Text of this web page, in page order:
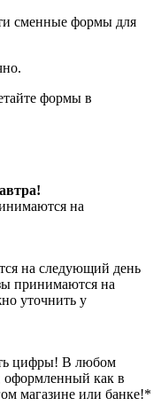
сменные формы для
формы в
на
на следующий день
принимаются на
уточнить у
цифры! В любом
оформленный как в
магазине или банке!*